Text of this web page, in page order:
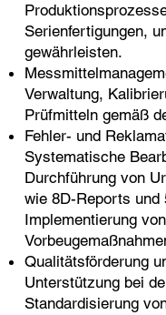
Serienfertigungen,
gewährleisten.
Verwaltung,
Prüfmitteln gemäß
Fehler- und
Systematische
Durchführung von
wie 8D-Reports und
Implementierung
Qualitätsförderung
Unterstützung bei
Standardisierung